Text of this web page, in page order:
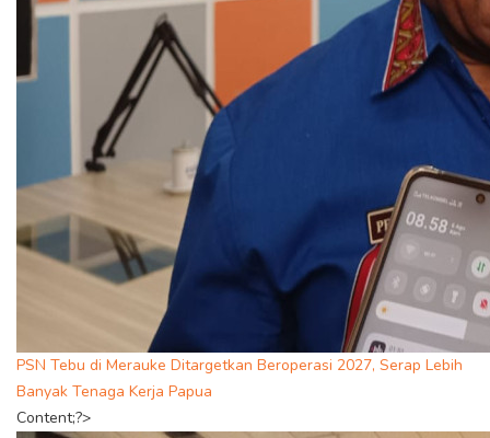
PSN Tebu di Merauke Ditargetkan Beroperasi 2027, Serap Lebih
Banyak Tenaga Kerja Papua
Content;?>